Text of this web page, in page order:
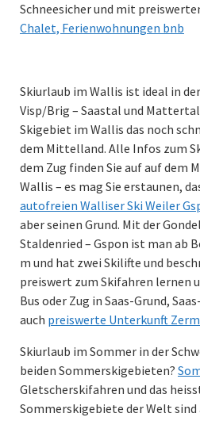
Schneesicher und mit
Chalet, Ferienwohnungen bnb
Skiurlaub im Wallis ist ideal in
Visp/Brig – Saastal und
Skigebiet im Wallis das noch
dem Mittelland. Alle Infos zum
dem Zug finden Sie auf auf dem
Wallis – es mag Sie erstaunen,
autofreien Walliser Ski Weiler
aber seinen Grund. Mit der
Staldenried – Gspon ist man ab
m und hat zwei Skilifte und
preiswert zum Skifahren lernen
Bus oder Zug in Saas-Grund,
auch preiswerte Unterkunft
Skiurlaub im Sommer in der
beiden Sommerskigebieten?
Gletscherskifahren und das
Sommerskigebiete der Welt